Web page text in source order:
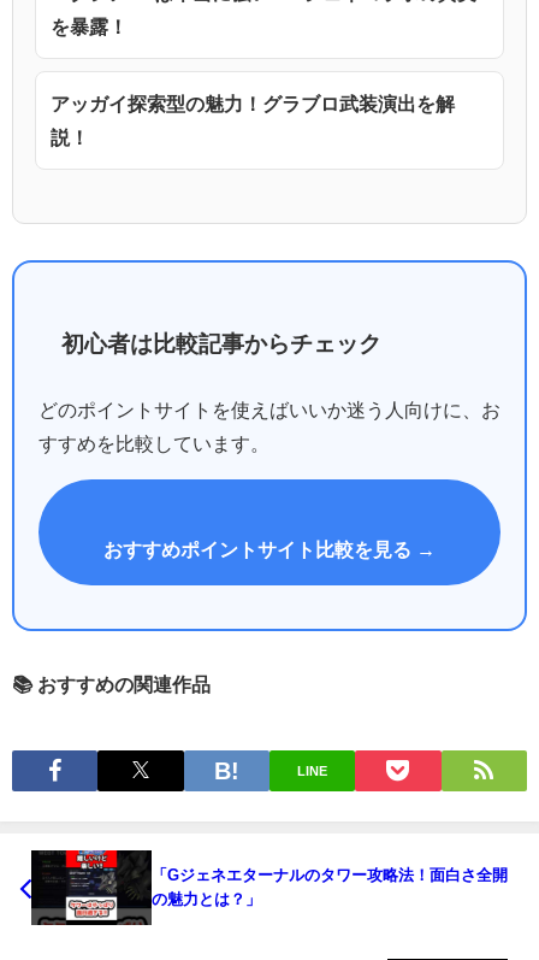
を暴露！
アッガイ探索型の魅力！グラブロ武装演出を解
説！
初心者は比較記事からチェック
どのポイントサイトを使えばいいか迷う人向けに、お
すすめを比較しています。
おすすめポイントサイト比較を見る →
📚 おすすめの関連作品
LINE
「Gジェネエターナルのタワー攻略法！面白さ全開
の魅力とは？」